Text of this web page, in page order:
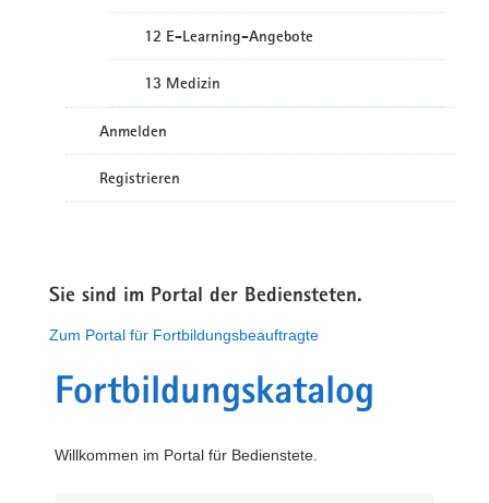
12 E-Learning-Angebote
13 Medizin
Anmelden
Registrieren
Sie sind im Portal der Bediensteten.
Zum Portal für Fortbildungsbeauftragte
Fortbildungskatalog
Willkommen im Portal für Bedienstete.